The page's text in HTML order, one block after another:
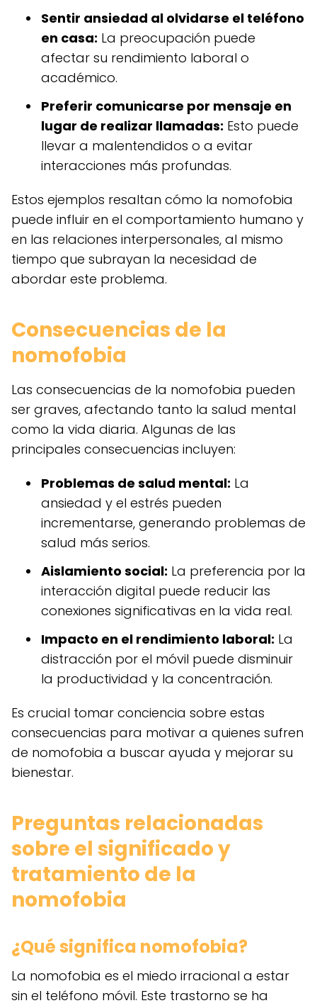
Sentir ansiedad al olvidarse el teléfono
en casa: La preocupación puede
afectar su rendimiento laboral o
académico.
Preferir comunicarse por mensaje en
lugar de realizar llamadas: Esto puede
llevar a malentendidos o a evitar
interacciones más profundas.
Estos ejemplos resaltan cómo la nomofobia
puede influir en el comportamiento humano y
en las relaciones interpersonales, al mismo
tiempo que subrayan la necesidad de
abordar este problema.
Consecuencias de la
nomofobia
Las consecuencias de la nomofobia pueden
ser graves, afectando tanto la salud mental
como la vida diaria. Algunas de las
principales consecuencias incluyen:
Problemas de salud mental: La
ansiedad y el estrés pueden
incrementarse, generando problemas de
salud más serios.
Aislamiento social: La preferencia por la
interacción digital puede reducir las
conexiones significativas en la vida real.
Impacto en el rendimiento laboral: La
distracción por el móvil puede disminuir
la productividad y la concentración.
Es crucial tomar conciencia sobre estas
consecuencias para motivar a quienes sufren
de nomofobia a buscar ayuda y mejorar su
bienestar.
Preguntas relacionadas
sobre el significado y
tratamiento de la
nomofobia
¿Qué significa nomofobia?
La nomofobia es el miedo irracional a estar
sin el teléfono móvil. Este trastorno se ha